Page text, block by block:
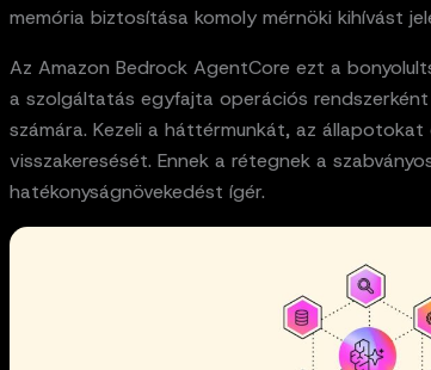
memória biztosítása komoly mérnöki kihívást
Az Amazon Bedrock AgentCore ezt a
a szolgáltatás egyfajta operációs
számára. Kezeli a háttérmunkát, az
visszakeresését. Ennek a rétegnek a
hatékonyságnövekedést ígér.